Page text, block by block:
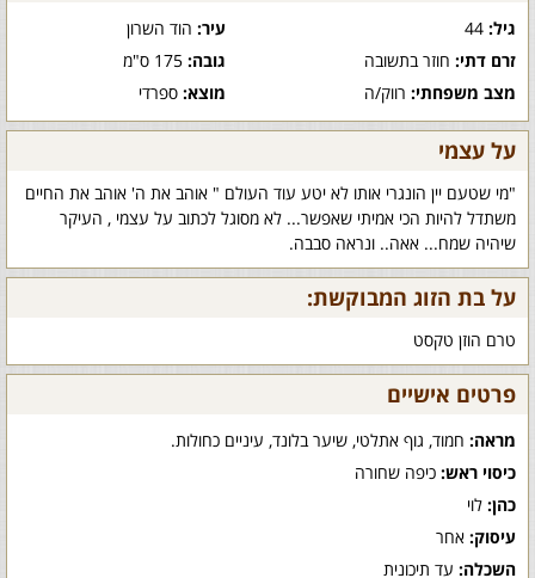
גיל: עיר:הוד השרון
זרם דתי: חוזר בתשובה גובה:175 ס"מ
מצב משפחתי: רווק/ה מוצא:ספרדי
על עצמי
"מי שטעם יין הונגרי אותו לא יטע עוד העולם " אוהב את ה' אוהב את החיים
משתדל להיות הכי אמיתי שאפשר... לא מסוגל לכתוב על עצמי , העיקר
שיהיה שמח... אאה.. ונראה סבבה.
על בת הזוג המבוקשת:
טרם הוזן טקסט
פרטים אישיים
מראה: חמוד, גוף אתלטי, שיער בלונד, עיניים כחולות.
כיסוי ראש: כיפה שחורה
כהן: לוי
עיסוק: אחר
השכלה: עד תיכונית